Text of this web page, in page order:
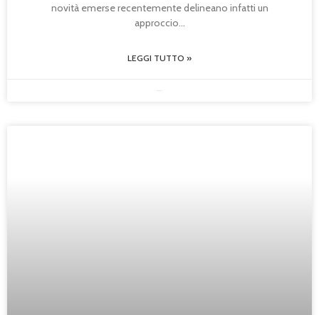
novità emerse recentemente delineano infatti un
approccio
LEGGI TUTTO »